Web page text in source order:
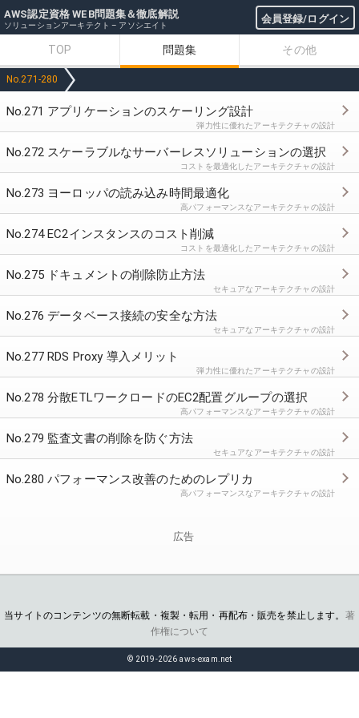
AWS認定資格 WEB問題集＆徹底解説 会員登録/ログイン
ソリューションアーキテクト – アソシエイト
TOP 問題集 その他
No.271-280
No.271 アプリケーションのスケーリング設計
弾力性に優れたアーキテクチャの設計
No.272 スケーラブルなサーバーレスソリューションの選択
コストを最適化したアーキテクチャの設計
No.273 ヨーロッパの読み込み時間最適化
高パフォーマンスなアーキテクチャの設計
No.274 EC2インスタンスのコスト削減
コストを最適化したアーキテクチャの設計
No.275 ドキュメントの削除防止方法
セキュアなアーキテクチャの設計
No.276 データベース接続の安全な方法
セキュアなアーキテクチャの設計
No.277 RDS Proxy 導入メリット
弾力性に優れたアーキテクチャの設計
No.278 分散ETLワークロードのEC2配置グループの選択
高パフォーマンスなアーキテクチャの設計
No.279 監査文書の削除を防ぐ方法
セキュアなアーキテクチャの設計
No.280 パフォーマンス改善のためのレプリカ
高パフォーマンスなアーキテクチャの設計
広告
当サイトのコンテンツの無断転載・複製・転用・再配布・販売を禁止します。 著
作権について
© 2019-2026 aws-exam.net